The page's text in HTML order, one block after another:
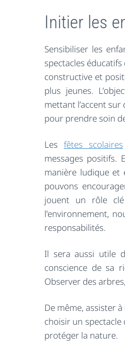
Initier les
Sensibiliser les
spectacles
constructive et
plus jeunes.
mettant l’accent
pour prendre soin
Les fêtes scolaires
messages positifs.
manière ludique et
pouvons
jouent un rôle
l’environnement,
responsabilités.
Il sera aussi utile
conscience de sa
Observer des
De même, assister
choisir un
protéger la nature.